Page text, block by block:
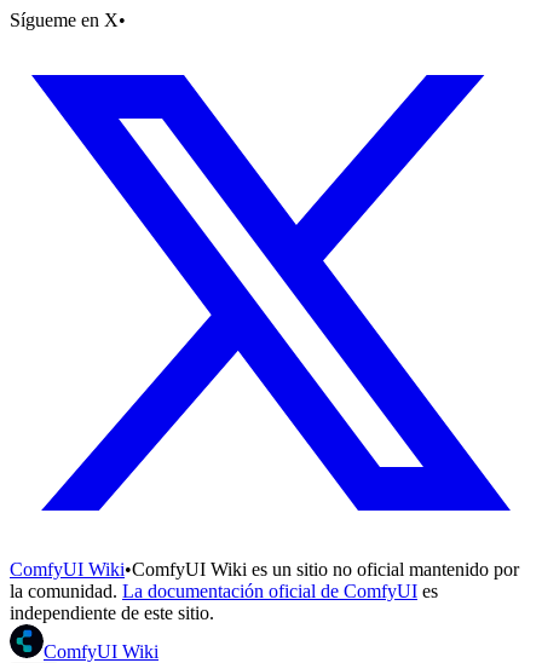
Sígueme en X•
ComfyUI Wiki•ComfyUI Wiki es un sitio no oficial mantenido por
la comunidad. La documentación oficial de ComfyUI es
independiente de este sitio.
ComfyUI Wiki